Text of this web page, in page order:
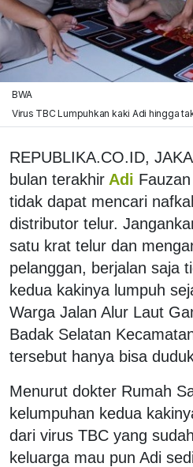
BWA
Virus TBC Lumpuhkan kaki Adi hingga
REPUBLIKA.CO.ID,
bulan terakhir Adi
tidak dapat mencari
distributor telur.
satu krat telur dan
pelanggan, berjalan saja
kedua kakinya lumpuh
Warga Jalan Alur Laut
Badak Selatan
tersebut hanya bisa
Menurut dokter Rumah
kelumpuhan kedua
dari virus TBC yang
keluarga mau pun Adi